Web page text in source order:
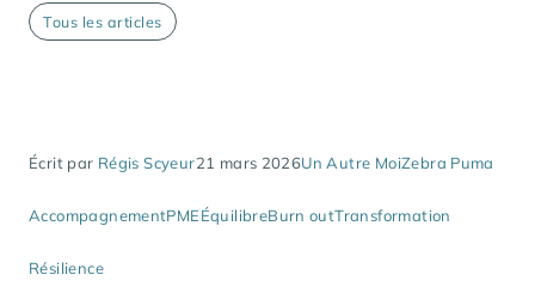
Tous les articles
Écrit par Régis Scyeur21 mars 2026Un Autre MoiZebra Puma
AccompagnementPMEÉquilibreBurn outTransformation
Résilience